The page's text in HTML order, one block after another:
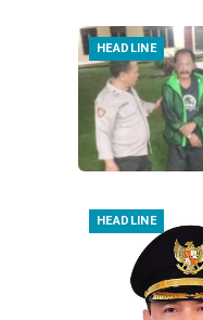
HEADLINE
HEADLINE